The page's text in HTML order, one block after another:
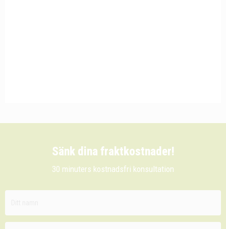
Sänk dina fraktkostnader!
30 minuters kostnadsfri konsultation